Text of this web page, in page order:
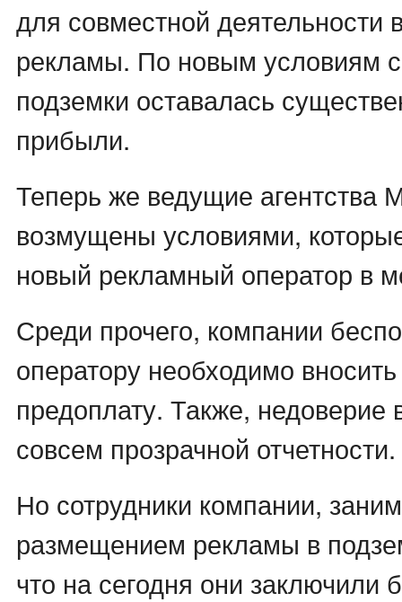
для совместной деятельности
рекламы. По новым условиям
подземки оставалась
прибыли.
Теперь же ведущие агентства
возмущены условиями,
новый рекламный оператор в
Среди прочего, компании
оператору необходимо
предоплату. Также, недоверие
совсем прозрачной отчетности.
Но сотрудники компании,
размещением рекламы в
что на сегодня они заключили